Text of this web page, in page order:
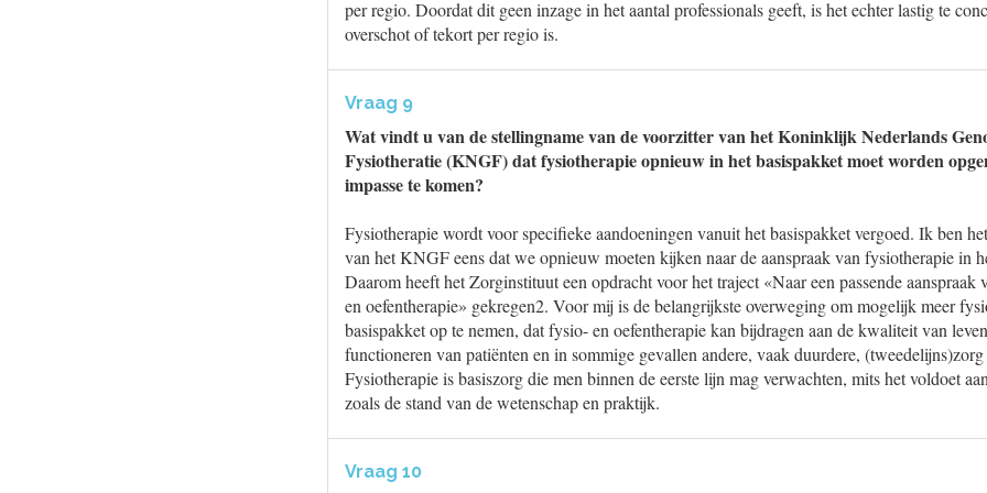
per regio. Doordat dit geen inzage in het aantal professionals geeft, is het echter lastig te
overschot of tekort per regio is.
Vraag 9
Wat vindt u van de stellingname van de voorzitter van het Koninklijk Nederlands
Fysiotheratie (KNGF) dat fysiotherapie opnieuw in het basispakket moet worden
impasse te komen?
Fysiotherapie wordt voor specifieke aandoeningen vanuit het basispakket vergoed. Ik ben
van het KNGF eens dat we opnieuw moeten kijken naar de aanspraak van fysiotherapie in
Daarom heeft het Zorginstituut een opdracht voor het traject «Naar een passende aanspraak
en oefentherapie» gekregen2. Voor mij is de belangrijkste overweging om mogelijk meer
basispakket op te nemen, dat fysio- en oefentherapie kan bijdragen aan de kwaliteit van
functioneren van patiënten en in sommige gevallen andere, vaak duurdere,
Fysiotherapie is basiszorg die men binnen de eerste lijn mag verwachten, mits het voldoet
zoals de stand van de wetenschap en praktijk.
Vraag 10